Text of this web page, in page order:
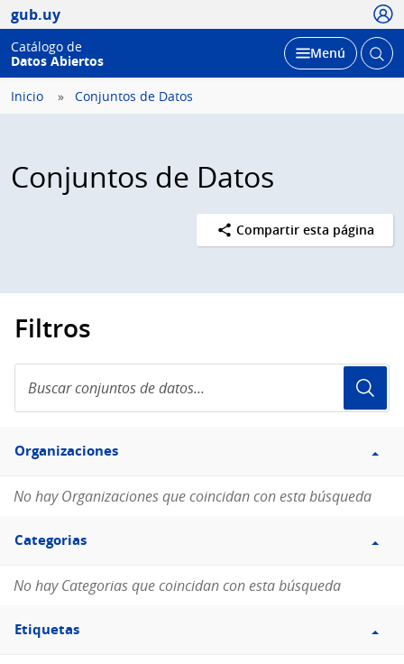
gub.uy
Catálogo de
Datos Abiertos
Desplegar
Menú Abrir
Inicio Conjuntos de Datos
Conjuntos de Datos
Compartir esta página
Filtros
conjuntos
de
Filtro
Organizaciones
Organizaciones
No hay Organizaciones que coincidan con esta búsqueda
Filtro
Categorias
Categorias
No hay Categorias que coincidan con esta búsqueda
Filtro
Etiquetas
Etiquetas